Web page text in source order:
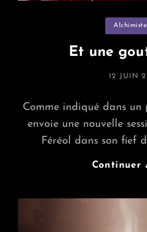
Categories
Et une
POSTED
12 JUIN
Comme indiqué dans un
envoie une nouvelle
Féréol dans son fief
Continuer